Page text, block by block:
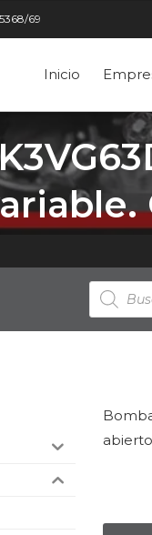
69
Inicio
de